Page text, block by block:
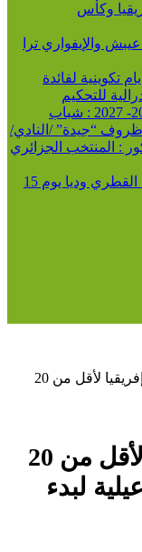
وكأس
والإيفواري ترا
الرابطة الأولى 2026-2027: أيام تكوينية لفائدة
للتحكيم
كرة القدم/الرابطة الأولى موبيليس 2026- 2027 : شباب
“جيدة” /النادي/
2026 للأشبال ذكور : المنتخب الجزائري
فريق مولودية الجزائر يواجه نادي السد القطري وديا يوم 15
دورة اتحاد شمال إفريقيا لأقل من 20
دورة اتحاد شمال إفريقيا لأقل من 20
لبدء